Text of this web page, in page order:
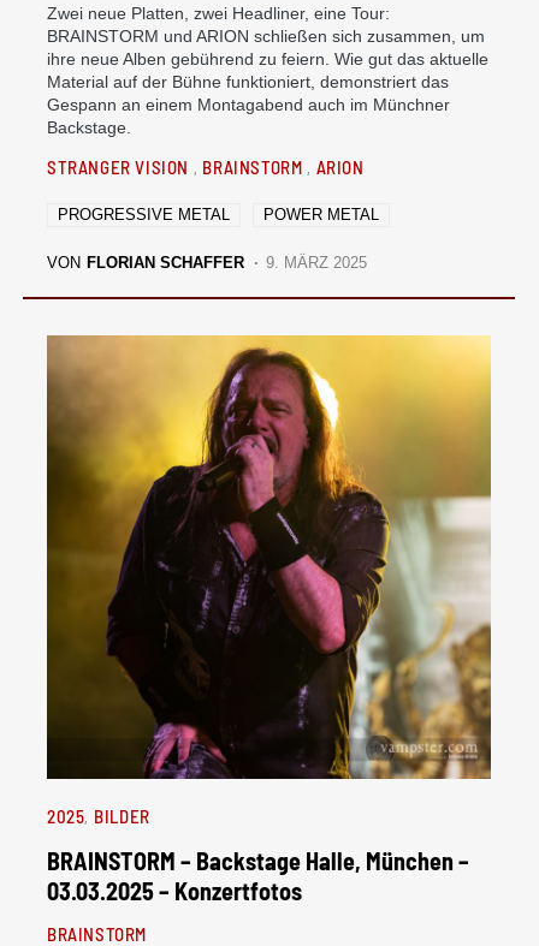
Zwei neue Platten, zwei Headliner, eine Tour:
BRAINSTORM und ARION schließen sich zusammen, um
ihre neue Alben gebührend zu feiern. Wie gut das aktuelle
Material auf der Bühne funktioniert, demonstriert das
Gespann an einem Montagabend auch im Münchner
Backstage.
STRANGER VISION BRAINSTORM ARION
PROGRESSIVE METAL POWER METAL
VON FLORIAN SCHAFFER 9. MÄRZ 2025
2025 BILDER
BRAINSTORM – Backstage Halle, München –
03.03.2025 – Konzertfotos
BRAINSTORM